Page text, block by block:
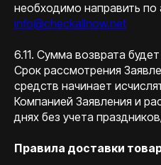
необходимо направить по
info@checkallnow.net
6.11. Сумма возврата
Срок рассмотрения
средств начинает
Компанией Заявления и
днях без учета
Правила доставки